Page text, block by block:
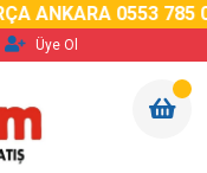
ANKARA 0553 785 02
Üye Ol